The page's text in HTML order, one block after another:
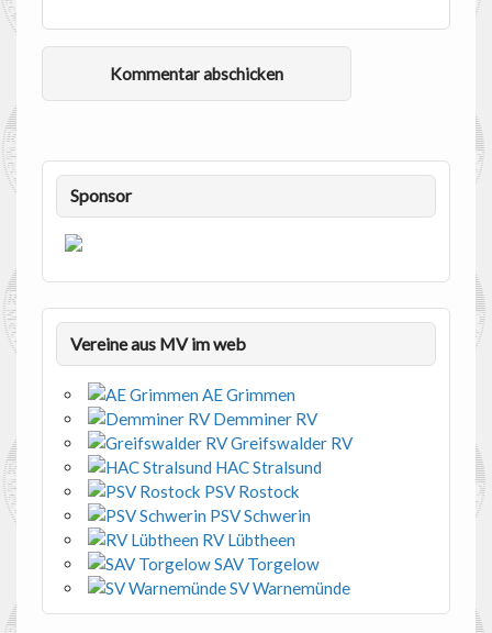
Sponsor
Vereine aus MV im web
AE Grimmen
Demminer RV
Greifswalder RV
HAC Stralsund
PSV Rostock
PSV Schwerin
RV Lübtheen
SAV Torgelow
SV Warnemünde